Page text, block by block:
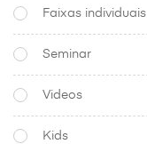
Faixas individuais
Seminar
Videos
Kids